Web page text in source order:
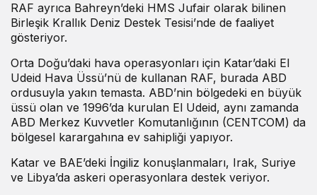
RAF ayrıca Bahreyn’deki HMS Jufair olarak bilinen
Birleşik Krallık Deniz Destek Tesisi’nde de faaliyet
gösteriyor.
Orta Doğu’daki hava operasyonları için Katar’daki El
Udeid Hava Üssü’nü de kullanan RAF, burada ABD
ordusuyla yakın temasta. ABD’nin bölgedeki en büyük
üssü olan ve 1996’da kurulan El Udeid, aynı zamanda
ABD Merkez Kuvvetler Komutanlığının (CENTCOM) da
bölgesel karargahına ev sahipliği yapıyor.
Katar ve BAE’deki İngiliz konuşlanmaları, Irak, Suriye
ve Libya’da askeri operasyonlara destek veriyor.